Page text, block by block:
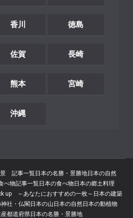
香川 徳島
佐賀 長崎
熊本 宮崎
沖縄
景 記事一覧日本の名勝・景勝地日本の自然
べ物記事一覧日本の食べ物 日本の郷土料理
up ～あなたにおすすめの一枚～ 日本の建築
神社・仏閣日本の山 日本の自然日本の動植物
産都道府県 日本の名勝・景勝地